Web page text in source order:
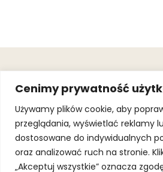
Cenimy prywatność
Używamy plików cookie, aby
przeglądania, wyświetlać reklamy
dostosowane do indywidualnych
oraz analizować ruch na stronie.
„Akceptuj wszystkie” oznacza
+48 510 070
090
SOLEC 81B LOK.
A66,
WARSZAWA
OBSŁUGA
KLIENTA
Gwarancja
.
.